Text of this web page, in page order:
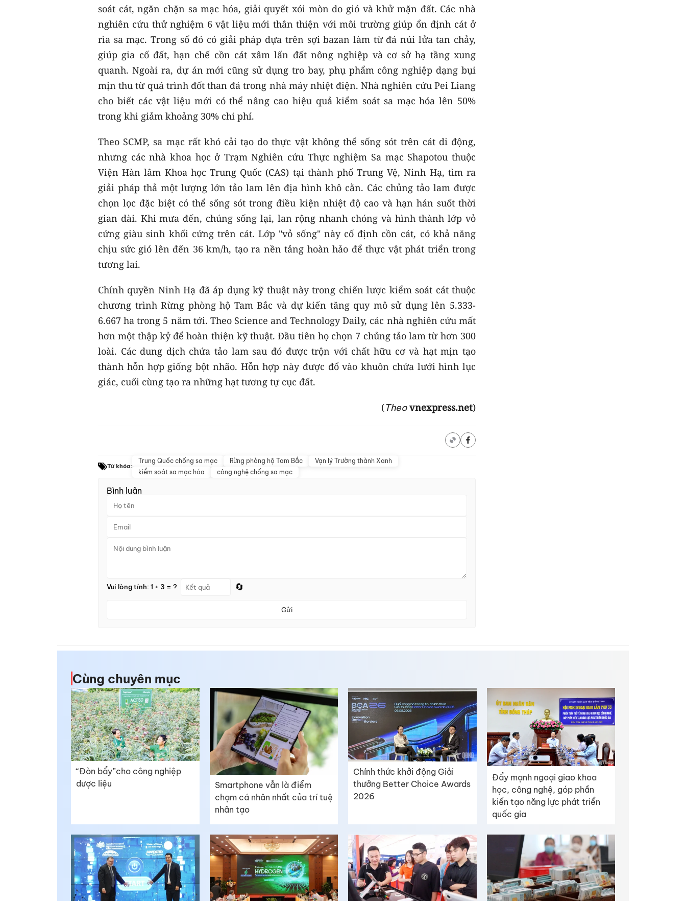
soát cát, ngăn chặn sa mạc hóa, giải quyết xói mòn do gió và khử mặn đất. Các nhà
nghiên cứu thử nghiệm 6 vật liệu mới thân thiện với môi trường giúp ổn định cát ở
rìa sa mạc. Trong số đó có giải pháp dựa trên sợi bazan làm từ đá núi lửa tan chảy,
giúp gia cố đất, hạn chế cồn cát xâm lấn đất nông nghiệp và cơ sở hạ tầng xung
quanh. Ngoài ra, dự án mới cũng sử dụng tro bay, phụ phẩm công nghiệp dạng bụi
mịn thu từ quá trình đốt than đá trong nhà máy nhiệt điện. Nhà nghiên cứu Pei Liang
cho biết các vật liệu mới có thể nâng cao hiệu quả kiểm soát sa mạc hóa lên 50%
trong khi giảm khoảng 30% chi phí.
Theo SCMP, sa mạc rất khó cải tạo do thực vật không thể sống sót trên cát di động,
nhưng các nhà khoa học ở Trạm Nghiên cứu Thực nghiệm Sa mạc Shapotou thuộc
Viện Hàn lâm Khoa học Trung Quốc (CAS) tại thành phố Trung Vệ, Ninh Hạ, tìm ra
giải pháp thả một lượng lớn tảo lam lên địa hình khô cằn. Các chủng tảo lam được
chọn lọc đặc biệt có thể sống sót trong điều kiện nhiệt độ cao và hạn hán suốt thời
gian dài. Khi mưa đến, chúng sống lại, lan rộng nhanh chóng và hình thành lớp vỏ
cứng giàu sinh khối cứng trên cát. Lớp "vỏ sống" này cố định cồn cát, có khả năng
chịu sức gió lên đến 36 km/h, tạo ra nền tảng hoàn hảo để thực vật phát triển trong
tương lai.
Chính quyền Ninh Hạ đã áp dụng kỹ thuật này trong chiến lược kiểm soát cát thuộc
chương trình Rừng phòng hộ Tam Bắc và dự kiến tăng quy mô sử dụng lên 5.333-
6.667 ha trong 5 năm tới. Theo Science and Technology Daily, các nhà nghiên cứu mất
hơn một thập kỷ để hoàn thiện kỹ thuật. Đầu tiên họ chọn 7 chủng tảo lam từ hơn 300
loài. Các dung dịch chứa tảo lam sau đó được trộn với chất hữu cơ và hạt mịn tạo
thành hỗn hợp giống bột nhão. Hỗn hợp này được đổ vào khuôn chứa lưới hình lục
giác, cuối cùng tạo ra những hạt tương tự cục đất.
(Theovnexpress.net)
Từ khóa:
Trung Quốc chống sa mạc Rừng phòng hộ Tam Bắc
Vạn lý Trường thành Xanh
kiểm soát sa mạc hóa
công nghệ chống sa mạc
Bình luận
Vui lòng tính: 1 + 3 = ? 🔄
Gửi
Cùng chuyên mục
“Đòn bẩy”cho công nghiệp
dược liệu
Smartphone vẫn là điểm
chạm cá nhân nhất của trí tuệ
nhân tạo
Chính thức khởi động Giải
thưởng Better Choice Awards
2026
Đẩy mạnh ngoại giao khoa
học, công nghệ, góp phần
kiến tạo năng lực phát triển
quốc gia